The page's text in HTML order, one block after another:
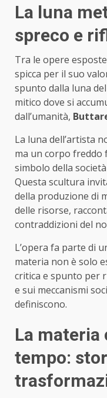
La luna
spreco e
Tra le opere
spicca per il suo
spunto dalla luna
mitico dove si
dall’umanità,
La luna dell’artista
ma un corpo freddo
simbolo della società
Questa scultura
della produzione di
delle risorse,
contraddizioni del
L’opera fa parte di
materia non è solo
critica e spunto per
e sui meccanismi
definiscono.
La materia
tempo: